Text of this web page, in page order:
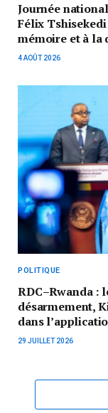
Journée
Félix
mémoire et à la
4 AOÛT 2026
POLITIQUE
RDC–Rwanda :
désarmement,
dans
29 JUILLET 2026